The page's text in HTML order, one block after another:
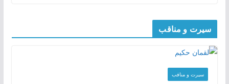
سیرت و مناقب
سیرت و منافب